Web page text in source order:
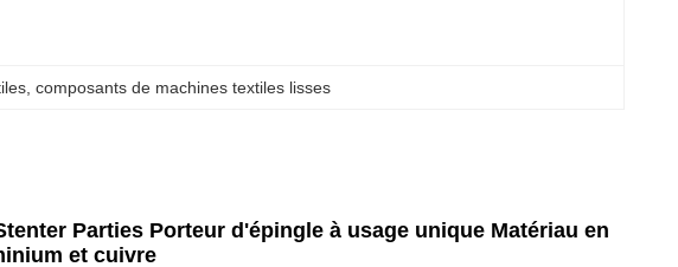
, composants de machines textiles lisses
Parties Porteur d'épingle à usage unique Matériau en
et cuivre